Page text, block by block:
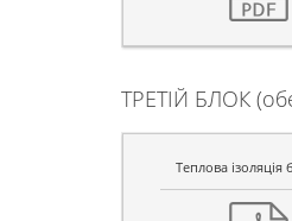
ТРЕТІЙ БЛОК
Теплова ізоляція